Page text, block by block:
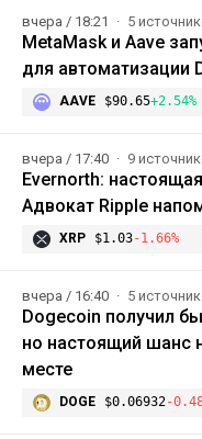
вчера / 18:21 5
MetaMask и Aave
для автоматизации
AAVE $90.65+2.54%
вчера / 17:40 9
Evernorth:
Адвокат Ripple
XRP $1.03-1.66%
вчера / 16:40 5
Dogecoin получил
но настоящий шанс
месте
DOGE $0.06932-